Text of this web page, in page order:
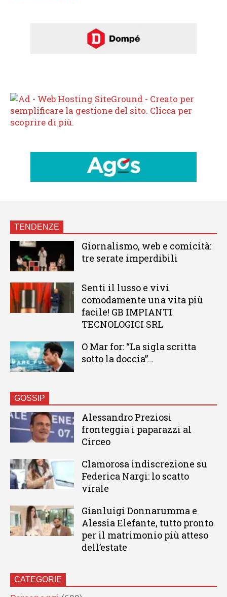
TENDENZE
Giornalismo, web e comicità:
tre serate imperdibili
Senti il lusso e vivi
comodamente una vita più
facile! GB IMPIANTI
TECNOLOGICI SRL
O Mar for: “La sigla scritta
sotto la doccia”…
GOSSIP
Alessandro Preziosi
fronteggia i paparazzi al
Circeo
Clamorosa indiscrezione su
Federica Nargi: lo scatto
virale
Gianluigi Donnarumma e
Alessia Elefante, tutto pronto
per il matrimonio più atteso
dell’estate
CATEGORIE